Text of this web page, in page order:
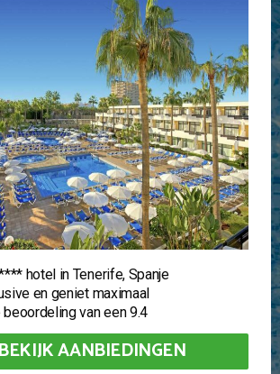
hotel in Tenerife, Spanje
en geniet maximaal
van een 9.4
BEKIJK AANBIEDINGEN